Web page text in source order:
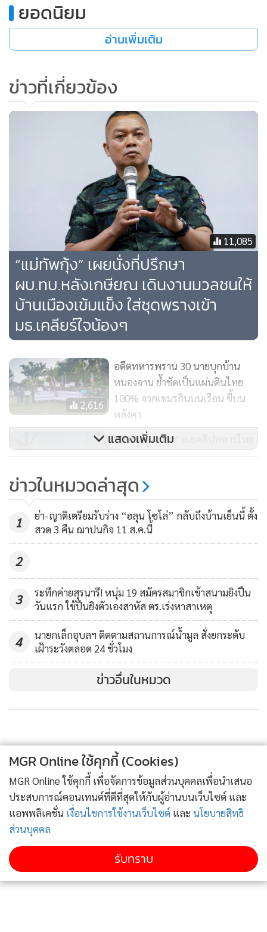
หนึ่งพวกท่านจะเข้าใจว่าทำไมผมถึงยืน ก็คือวันนี้ที่มาถึง วันที่พี่
ทหารน้องทหารสละชีพ บาดเจ็บ บางคนขาขาด แขนขาดพร้อม
กันและตาบอดสองข้างด้วย เหมือนก้อนเนื้อก้อนหนึ่งที่ยังมีชีวิต
เย็นๆ ไปดูหนัง ดื่มเหล้า เที่ยวเธค ...แล้วพวกเขาล่ะ นี่คือความ
สำนึกในบ้านเกิด ในแผ่นดินเกิด
ที่แม่ทัพฯ แต่งชุดลายพรางนี้ เพื่อเป็นการสดุดีให้กับทหารกล้าที่
เสียสละ ในชุดนี้จะมีธงชาติอยู่ เพื่อให้รู้กูนี่แหละทหารไทย น้องๆ
ต้องมีความภูมิใจในความเป็นชาติไทย ร้องดังๆ ร้องเพลงชาติไทย
เพลงสรรเสริญพระบารมี ร้องไปเลยในโรงหนัง ไม่ต้องอาย เรา
พระนเรศวร พระเจ้าตากสิน ในหลวงรัชกาลที่ ๙ มองลูกหลานอยู่
ว่าลูกหลานท่านทำอะไรอยู่ เราร้องให้กับพวกท่านเหล่านั้น ว่า
พวกเรายังคิดถึง และพวกเราจะรักษาแผ่นดินนี้ไว้
“ศึกเขมรวันนี้ยังไม่จบ เป็นเพียงแค่หยุดยิงชั่วคราว ยังไม่จบศึก
ภาษาอีสานแปลว่า แหลมคม ขอบใจนะที่เรียกกูเสียม กูจะเอาไป
ทิ่มแทงพวกมึงนี่แหละ หารู้ไม่ว่าเสียมบ้านกูคมมากเลย”
พล.ท.บุญสินกล่าว
“ในช่วงนี้ตนเดินสายไปบรรยายพิเศษตามสถานศึกษาต่างๆ
เนื่องจากช่วงนี้เป็นช่วงของการหยุดยิงชั่วคราว และให้กำลังพลมี
ความผ่อนคลายและเตรียมพร้อมไปในตัวด้วย ซึ่งตอนนี้ก็อยู่ใน
ขั้นตอนของการเจรจา ทำให้มีเวลาว่างไปพบปะกับน้องๆ
นักศึกษาเพื่อตอบคำถามที่คนยังสงสัย ส่วนเรื่องการสร้างกำแพง
กั้นเขตแดนก็เป็นไปได้ ขึ้นอยู่กับนโยบายของรัฐบาล ซึ่งต้องเห็น
ด้วยกันทั้งสองฝ่าย ตรงจุดไหนชัดเจนแล้วก็สามารถดำเนินการได้
เลย”
ยอดนิยม
อ่านเพิ่มเติม
ข่าวที่เกี่ยวข้อง
11,085
“แม่ทัพกุ้ง” เผยนั่งที่ปรึกษา
ผบ.ทบ.หลังเกษียณ เดินงานมวลชนให้
บ้านเมืองเข้มแข็ง ใส่ชุดพรางเข้า
มธ.เคลียร์ใจน้องๆ
2,616
อดีตทหารพราน 30 นายบุกบ้าน
หนองจาน ย้ำชัดเป็นแผ่นดินไทย
100% จวกเขมรกินบนเรือน ขี้บน
หลังคา
"วาสนา นาน่วม" เผยคลิปทหารไทย
ร้องเพลงชาติบนยอดภูมะเขือ หลังกู้
1,132
(คลิป)ส่อง “ร.ร.ประถมลำปาง” ยึด
หลักเศรษฐกิจพอเพียงสอนครบวงจร
พ่อแม่พาลูกเรียนเพิ่ม
แสดงเพิ่มเติม
ข่าวในหมวดล่าสุด
1
ย่า-ญาติเตรียมรับร่าง “ฮลุน โซโล่” กลับถึงบ้านเย็นนี้ ตั้ง
สวด 3 คืน ฌาปนกิจ 11 ส.ค.นี้
2
3
ระทึกค่ายสุรนารี! หนุ่ม 19 สมัครสมาชิกเข้าสนามยิงปืน
วันแรก ใช้ปืนยิงตัวเองสาหัส ตร.เร่งหาสาเหตุ
4
นายกเล็กอุบลฯ ติดตามสถานการณ์น้ำมูล สั่งยกระดับ
เฝ้าระวังตลอด 24 ชั่วโมง
ข่าวอื่นในหมวด
MGR Online ใช้คุกกี้ (Cookies)
MGR Online ใช้คุกกี้ เพื่อจัดการข้อมูลส่วนบุคคลเพื่อนำเสนอ
ประสบการณ์คอนเทนต์ที่ดีที่สุดให้กับผู้อ่านบนเว็บไซต์ และ
แอพพลิเคชั่น เงื่อนไขการใช้งานเว็บไซต์ และ นโยบายสิทธิ
ส่วนบุคคล
รับทราบ